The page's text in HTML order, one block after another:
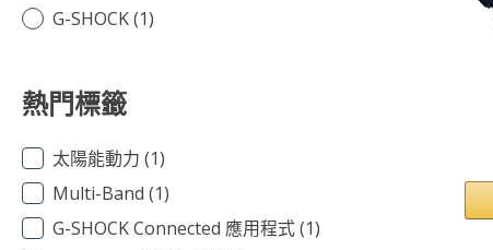
G-SHOCK(1)
熱門標籤
太陽能動力 (1)
Multi-Band (1)
G-SHOCK Connected 應用程式(1)